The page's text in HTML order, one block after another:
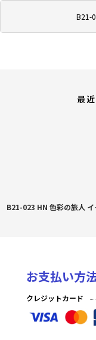
B21-
最
B21-
お支払い方
クレジットカード